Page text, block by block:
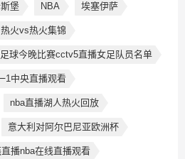
堡 NBA 埃塞伊萨
热火vs热火集锦
球今晚比赛cctv5直播女足队员名单
1中央直播观看
nba直播湖人热火回放
意大利对阿尔巴尼亚欧洲杯
播nba在线直播观看